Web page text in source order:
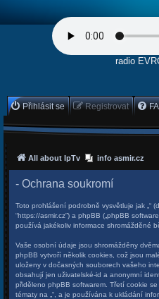
radio
Přihlásit se Registrovat
All about IpTv info asmir.cz
- Ochrana soukromí
Toto prohlášení podrobně vysvětluje jak „“
“https://asmir.cz”) a phpBB („phpBB
používá jakékoliv informace shromážděné
Vaše osobní údaje jsou shromážděny
phpBB vytvoří několik cookies, což jsou
uloženy v dočasných souborech vašeho
obsahují jen uživatelské-id a anonymní
přiděleno phpBB softwarem. Třetí cookie
tématy na „“, a je používána k ukládání